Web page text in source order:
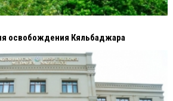
освобождения Кяльбаджара